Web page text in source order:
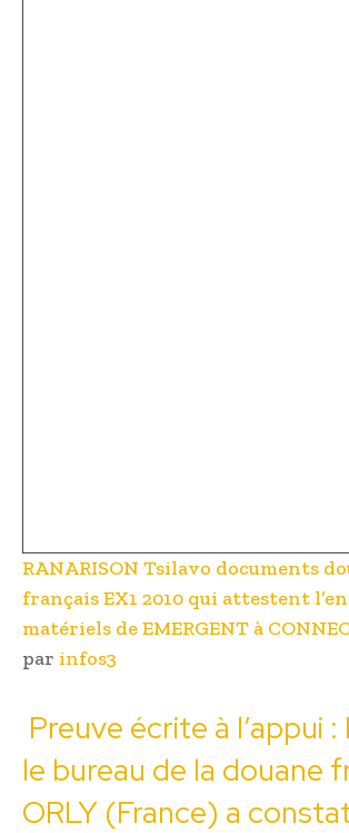
RANARISON Tsilavo documents
français EX1 2010 qui attestent
matériels de EMERGENT à
par infos3
Preuve écrite à l’appui :
le bureau de la douane
ORLY (France) a